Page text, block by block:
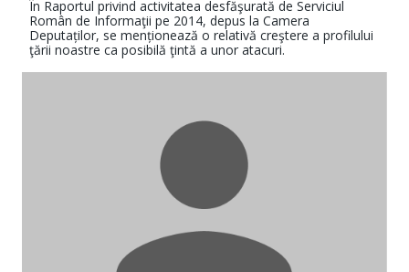
În Raportul privind activitatea desfăşurată de Serviciul
Român de Informaţii pe 2014, depus la Camera
Deputaților, se menționează o relativă creştere a profilului
ţării noastre ca posibilă ţintă a unor atacuri.